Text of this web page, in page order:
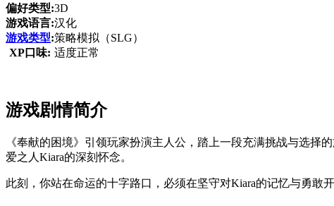
偏好类型:3D
游戏语言:汉化
游戏类型:策略模拟（SLG）
XP口味: 适度正常
游戏剧情简介
《奉献的困境》引领玩家扮演主人公，踏上一段充满挑战与选
爱之人Kiara的深刻怀念。
此刻，你站在命运的十字路口，必须在坚守对Kiara的记忆与勇敢